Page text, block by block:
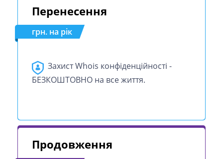
Перенесення
грн. на рік
Захист Whois конфіденційності -
БЕЗКОШТОВНО на все життя.
Продовження